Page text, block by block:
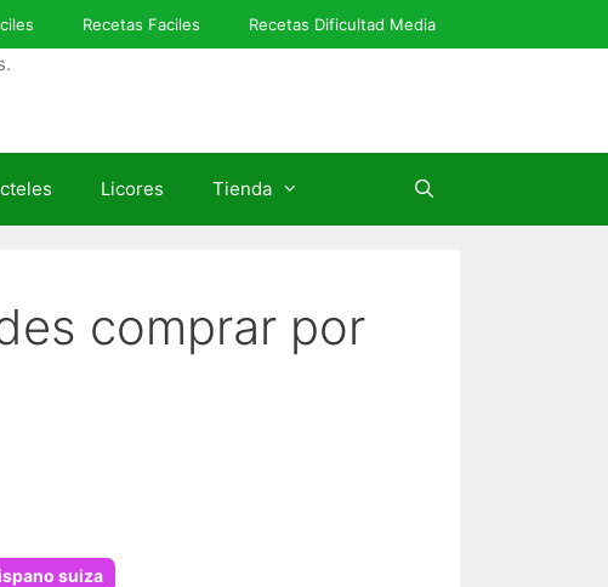
Recetas Faciles Recetas Dificultad Media
Licores Tienda
comprar por
suiza